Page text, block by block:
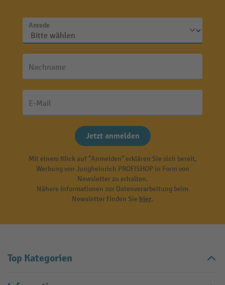
Anrede
Nachname
E-Mail
Jetzt anmelden
Mit einem Klick auf "Anmelden" erklären Sie sich bereit,
Werbung von Jungheinrich PROFISHOP in Form von
Newsletter zu erhalten.
Nähere Informationen zur Datenverarbeitung beim
Newsletter finden Sie hier.
Top Kategorien